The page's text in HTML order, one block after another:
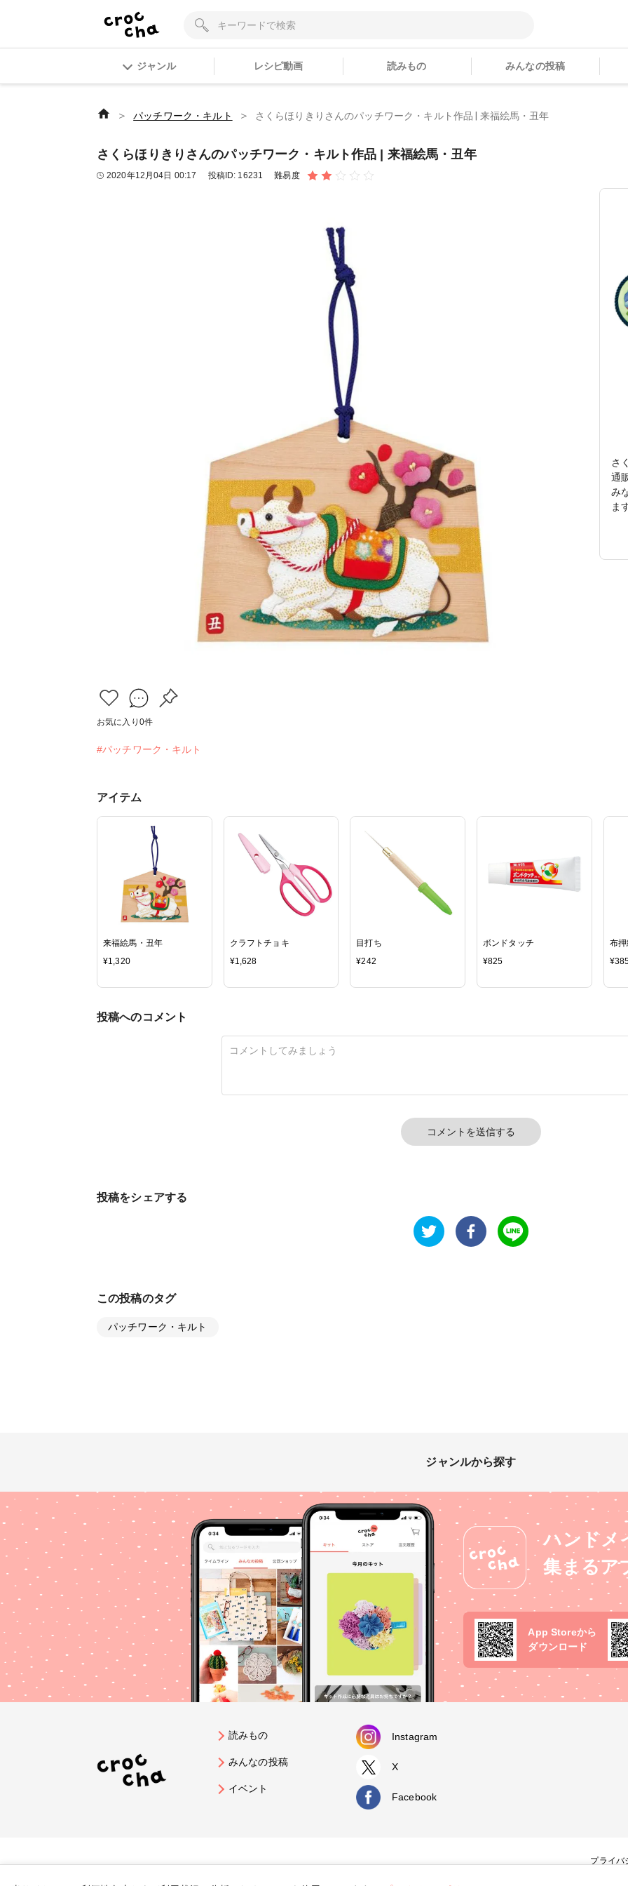
ジャンル レシピ動画 読みもの みんなの投稿
＞ パッチワーク・キルト ＞ さくらほりきりさんのパッチワーク・キルト作品 | 来福絵馬・丑年
さくらほりきりさんのパッチワーク・キルト作品 | 来福絵馬・丑年
2020年12月04日 00:17 投稿ID: 16231 難易度
お気に入り 0件
#パッチワーク・キルト
さ
通
み
ま
アイテム
来福絵馬・丑年
¥1,320
クラフトチョキ
¥1,628
目打ち
¥242
ボンドタッチ
¥825
布
¥
投稿へのコメント
コメントを送信する
投稿をシェアする
この投稿のタグ
パッチワーク・キルト
ジャンルから探す
ハンドメ
集まるア
App Storeから
ダウンロード
読みもの
みんなの投稿
イベント
Instagram
X
Facebook
プライバ